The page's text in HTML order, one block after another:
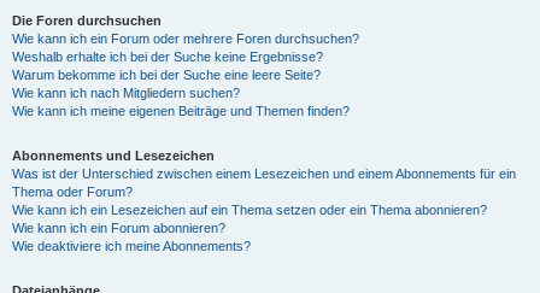
Die Foren durchsuchen
Wie kann ich ein Forum oder mehrere Foren durchsuchen?
Weshalb erhalte ich bei der Suche keine Ergebnisse?
Warum bekomme ich bei der Suche eine leere Seite?
Wie kann ich nach Mitgliedern suchen?
Wie kann ich meine eigenen Beiträge und Themen finden?
Abonnements und Lesezeichen
Was ist der Unterschied zwischen einem Lesezeichen und einem Abonnements für ein
Thema oder Forum?
Wie kann ich ein Lesezeichen auf ein Thema setzen oder ein Thema abonnieren?
Wie kann ich ein Forum abonnieren?
Wie deaktiviere ich meine Abonnements?